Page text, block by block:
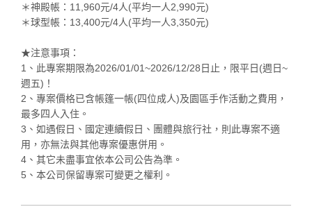
＊神殿帳：11,960元/4人(平均一人2,990元)
＊球型帳：13,400元/4人(平均一人3,350元)
★注意事項：
1、此專案期限為2026/01/01~2026/12/28日止，限平日(週日~
週五)！
2、專案價格已含帳篷一帳(四位成人)及園區手作活動之費用，
最多四人入住。
3、如遇假日、國定連續假日、團體與旅行社，則此專案不適
用，亦無法與其他專案優惠併用。
4、其它未盡事宜依本公司公告為準。
5、本公司保留專案可變更之權利。